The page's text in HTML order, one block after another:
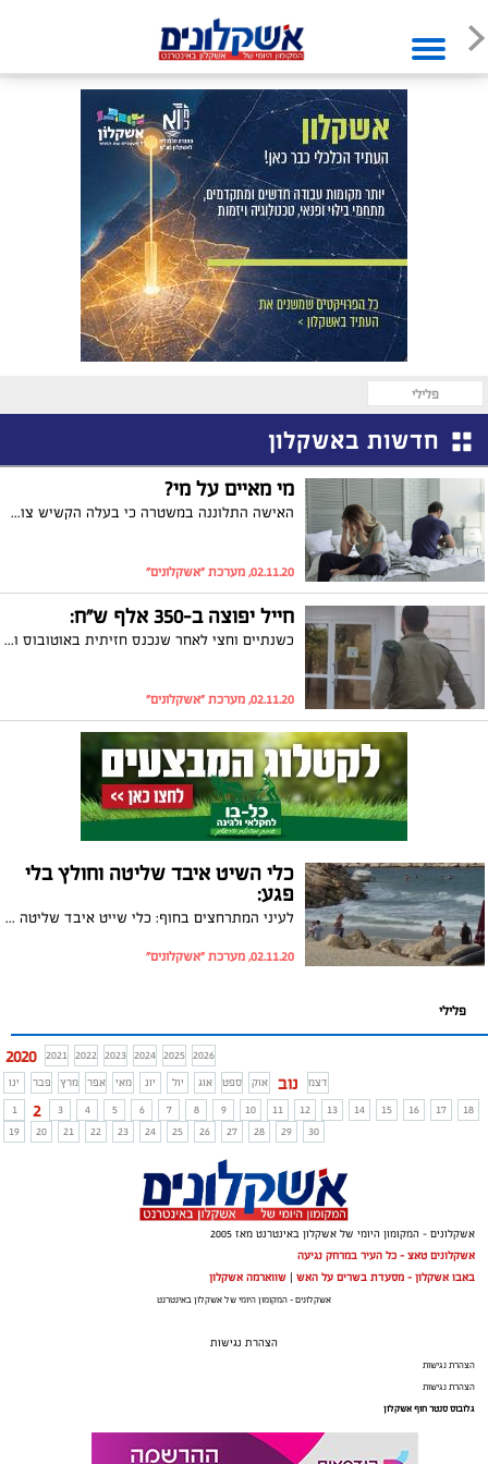
פלילי
חדשות באשקלון
מי מאיים על מי?
האישה התלוננה במשטרה כי בעלה הקשיש צועק עליה והיא חשה מאוימת. הוא מצדו השיב: "אני לא שומע טוב לכן אני מרים את הקול". בנוסף, הגיש הבעל תביעה לפירוק שיתוף לאחר למעלה מ 45 שנות נישואין וטוען : "היא ממררת לי את החיים"
02.11.20, מערכת "אשקלונים"
חייל יפוצה ב-350 אלף ש"ח:
כשנתיים וחצי לאחר שנכנס חזיתית באוטובוס ושבר את הירך: החייל יפוצה ב-350 אלף שקלים בעקבות התאונה. את החייל ייצג עורך הדין איל כהן
02.11.20, מערכת "אשקלונים"
כלי השיט איבד שליטה וחולץ בלי
פגע:
לעיני המתרחצים בחוף: כלי שייט איבד שליטה והחל להתנפץ על שובר הגלים. שוטרי השיטור הימי פעלו מהר וחילצו את כלי השיט ואת ארבעת יושביו ללא פגע
02.11.20, מערכת "אשקלונים"
פלילי
2020 2021 2022 2023 2024 2025 2026
ינו
פבר מרץ אפר מאי יונ יול אוג ספט אוק נוב
דצמ
1
2 3 4 5 6 7 8 9 10 11 12 13 14 15 16 17
18
19
20 21 22 23 24 25 26 27 28 29 30
אשקלונים - המקומון היומי של אשקלון באינטרנט מאז 2005
אשקלונים טאצ - כל העיר במרחק נגיעה
באבו אשקלון - מסעדת בשרים על האש | שווארמה אשקלון
אשקלונים - המקומון היומי של אשקלון באינטרנט
הצהרת נגישות
הצהרת נגישות
הצהרת נגישות
גלובוס סנטר חוף אשקלון